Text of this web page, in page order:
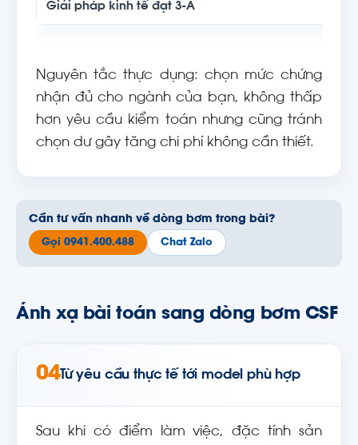
Giải pháp kinh tế đạt 3-A
Nguyên tắc thực dụng: chọn mức chứng
nhận đủ cho ngành của bạn, không thấp
hơn yêu cầu kiểm toán nhưng cũng tránh
chọn dư gây tăng chi phí không cần thiết.
Cần tư vấn nhanh về dòng bơm trong bài?
Gọi 0941.400.488 Chat Zalo
Ánh xạ bài toán sang dòng bơm CSF
04Từ yêu cầu thực tế tới model phù hợp
Sau khi có điểm làm việc, đặc tính sản